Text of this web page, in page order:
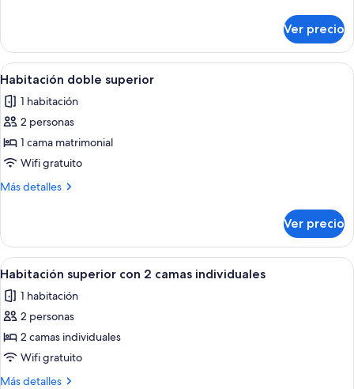
camas
individuales
estándar
con
2
individuales
Ver precio
Abrir
todas
las
fotos
de
Habitación
doble
Un dormitorio con cama, una
10
Habitación doble superior
1 habitación
2 personas
1 cama matrimonial
Wifi gratuito
Más detalles
Más
doble
superior
Ver precio
Abrir
todas
las
fotos
de
Habitación
superior
Una habitación con dos camas, un
9
Habitación superior con 2 camas individuales
1 habitación
2 personas
2 camas individuales
Wifi gratuito
Más detalles
Más